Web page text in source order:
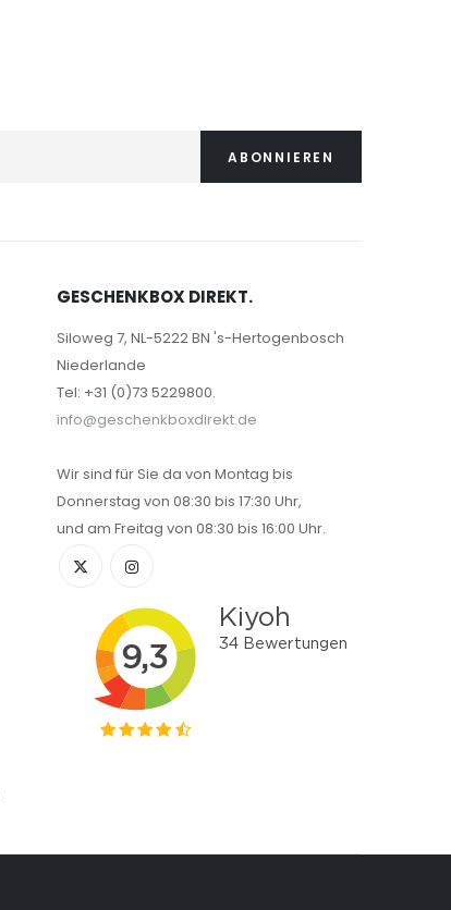
ABONNIEREN
GESCHENKBOX DIREKT.
Siloweg 7, NL-5222 BN 's-Hertogenbosch
Niederlande
Tel: +31 (0)73 5229800.
info@geschenkboxdirekt.de
Wir sind für Sie da von Montag bis
Donnerstag von 08:30 bis 17:30 Uhr,
und am Freitag von 08:30 bis 16:00 Uhr.